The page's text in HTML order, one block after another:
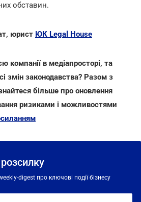
обставин.
юрист ЮК Legal House
компанії в медіапросторі, та
змін законодавства? Разом з
більше про оновлення
ризиками і можливостями
digest про ключові події бізнесу